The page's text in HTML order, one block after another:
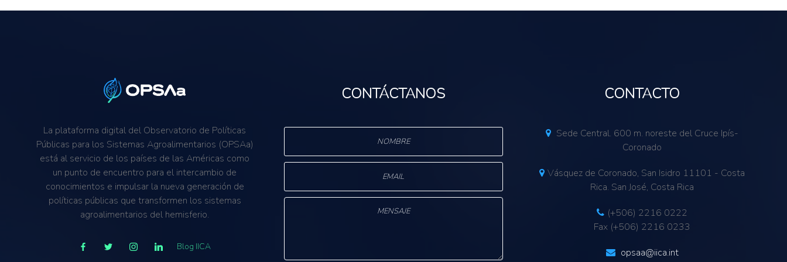
La plataforma digital del Observatorio de Políticas
Públicas para los Sistemas Agroalimentarios (OPSAa)
está al servicio de los países de las Américas como
un punto de encuentro para el intercambio de
conocimientos e impulsar la nueva generación de
políticas públicas que transformen los sistemas
agroalimentarios del hemisferio.
Blog IICA
CONTÁCTANOS CONTACTO
Sede Central. 600 m. noreste del Cruce Ipís-
Coronado
Vásquez de Coronado, San Isidro 11101 - Costa
Rica. San José, Costa Rica
(+506) 2216 0222
Fax (+506) 2216 0233
opsaa@iica.int